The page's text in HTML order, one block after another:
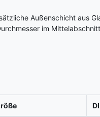
Außenschicht aus
im